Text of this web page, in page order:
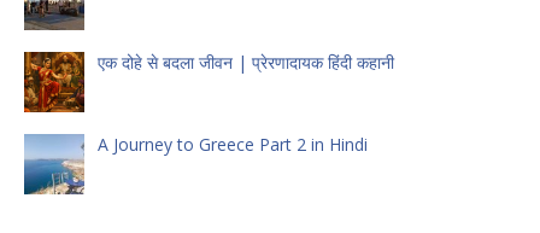
एक दोहे से बदला जीवन | प्रेरणादायक हिंदी कहानी
A Journey to Greece Part 2 in Hindi